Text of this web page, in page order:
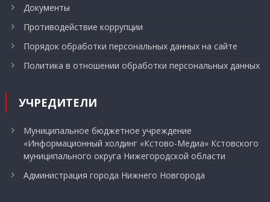
Документы
Противодействие коррупции
Порядок обработки персональных данных на сайте
Политика в отношении обработки персональных данных
УЧРЕДИТЕЛИ
Муниципальное бюджетное учреждение
«Информационный холдинг «Кстово-Медиа» Кстовского
муниципального округа Нижегородской области
Администрация города Нижнего Новгорода